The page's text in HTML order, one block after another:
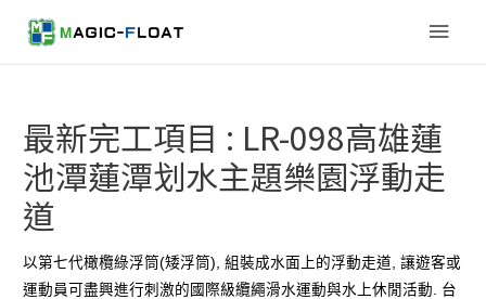
Main
最新完工項目 : LR-098高雄蓮
池潭蓮潭划水主題樂園浮動走
道
以第七代橄欖綠浮筒(矮浮筒), 組裝成水面上的浮動走道, 讓遊客或
運動員可盡興進行刺激的國際級纜繩滑水運動與水上休閒活動. 台